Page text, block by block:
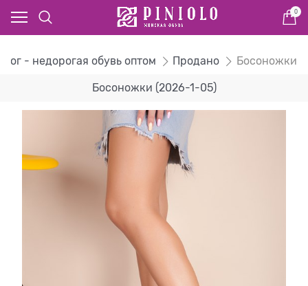
0
- недорогая обувь оптом Продано Босоножки
Босоножки (2026-1-05)